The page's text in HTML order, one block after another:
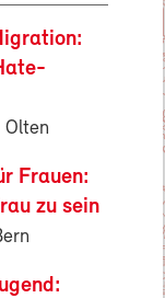
Olten
Frauen:
zu sein